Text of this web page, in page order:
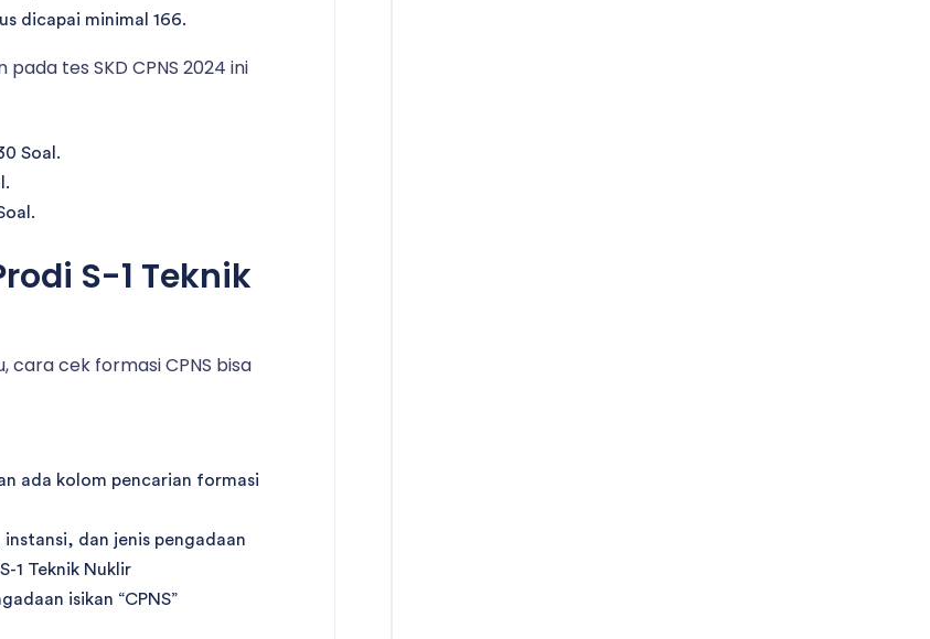
dicapai minimal 166.
tes SKD CPNS 2024 ini
Soal.
S-1 Teknik
cara cek formasi CPNS bisa
ada kolom pencarian formasi
dan jenis pengadaan
1 Teknik Nuklir
isikan “CPNS”